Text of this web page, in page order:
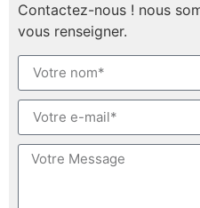
Contactez-nous ! nous
vous renseigner.